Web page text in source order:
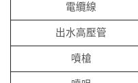
電纜線
出水高壓管
噴槍